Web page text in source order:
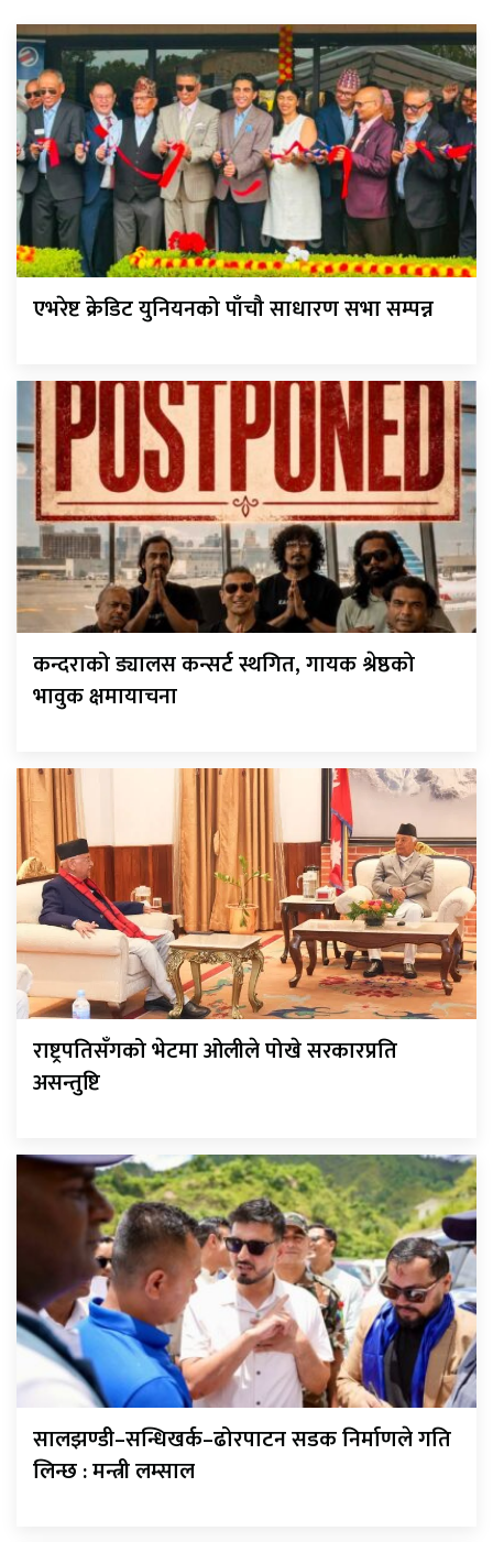
एभरेष्ट क्रेडिट युनियनको पाँचौ साधारण सभा सम्पन्न
कन्दराको ड्यालस कन्सर्ट स्थगित, गायक श्रेष्ठको
भावुक क्षमायाचना
राष्ट्रपतिसँगको भेटमा ओलीले पोखे सरकारप्रति
असन्तुष्टि
सालझण्डी–सन्धिखर्क–ढोरपाटन सडक निर्माणले गति
लिन्छ : मन्त्री लम्साल